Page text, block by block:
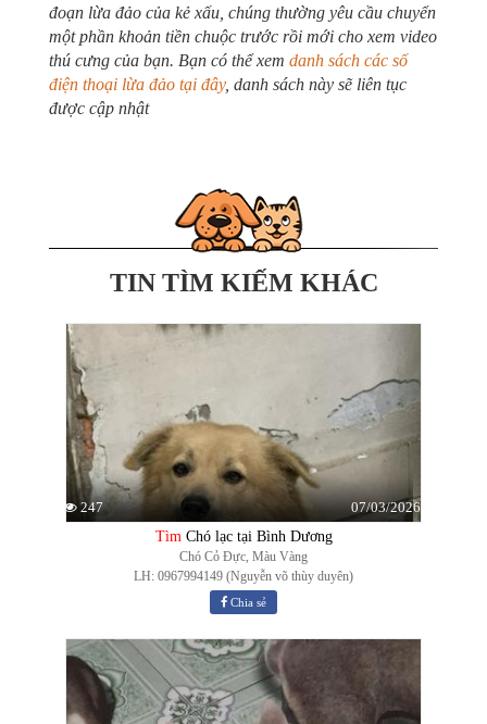
đoạn lừa đảo của kẻ xấu, chúng thường yêu cầu chuyển
một phần khoản tiền chuộc trước rồi mới cho xem video
thú cưng của bạn. Bạn có thể xem danh sách các số
điện thoại lừa đảo tại đây, danh sách này sẽ liên tục
được cập nhật
TIN TÌM KIẾM KHÁC
247
07/03/2026
Tìm Chó lạc tại Bình Dương
Chó Cỏ Đực, Màu Vàng
LH: 0967994149 (Nguyễn võ thùy duyên)
Chia sẻ